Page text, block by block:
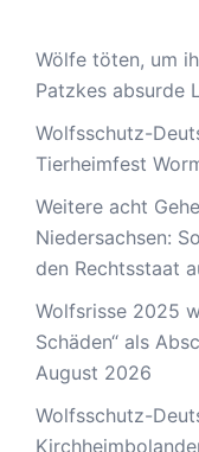
Wölfe töten, um
Patzkes absurde
Wolfsschutz-
Tierheimfest
Weitere acht
Niedersachsen:
den Rechtsstaat
Wolfsrisse 2025
Schäden“ als
August 2026
Wolfsschutz-